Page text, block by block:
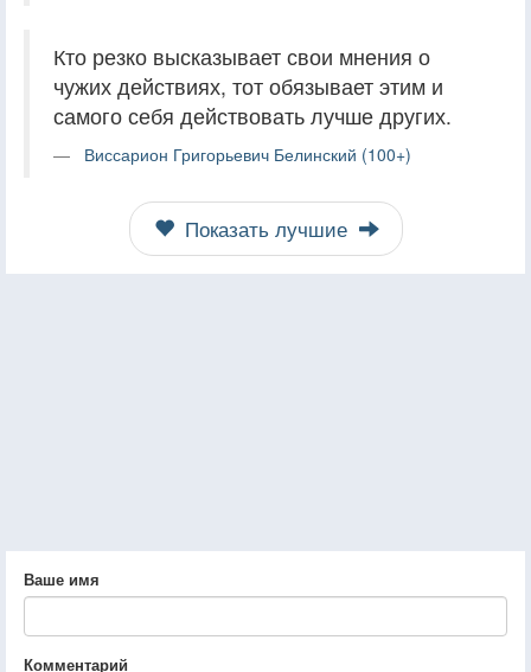
Кто резко высказывает свои мнения о
чужих действиях, тот обязывает этим и
самого себя действовать лучше других.
Виссарион Григорьевич Белинский (100+)
Показать лучшие
Ваше имя
Комментарий